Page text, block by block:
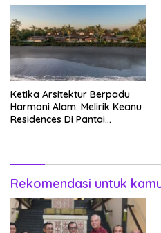
Ketika Arsitektur Berpadu
Harmoni Alam: Melirik Keanu
Residences Di Pantai
Rekomendasi untuk